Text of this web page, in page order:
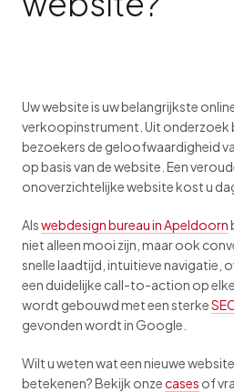
Uw website is uw belangrijkste
verkoopinstrument. Uit onderzoek
bezoekers de geloofwaardigheid
op basis van de website. Een
onoverzichtelijke website kost u
Alswebdesign bureau in Apeldoorn
niet alleen mooi zijn, maar ook
snelle laadtijd, intuitieve navigatie,
een duidelijke call-to-action op
wordt gebouwd met een sterke
gevonden wordt in Google.
Wilt u weten wat een nieuwe
betekenen? Bekijk onzecases of